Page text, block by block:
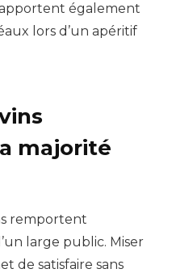
également
lors d’un apéritif
majorité
remportent
large public. Miser
de satisfaire sans